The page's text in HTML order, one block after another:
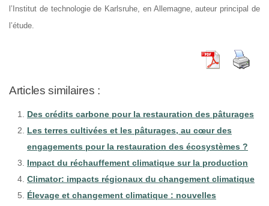
l’Institut de technologie de Karlsruhe, en Allemagne, auteur principal de
l’étude.
Articles similaires :
Des crédits carbone pour la restauration des pâturages
Les terres cultivées et les pâturages, au cœur des
engagements pour la restauration des écosystèmes ?
Impact du réchauffement climatique sur la production
Climator: impacts régionaux du changement climatique
Élevage et changement climatique : nouvelles